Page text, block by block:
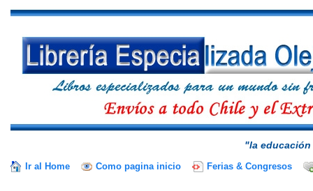
"la
Ir al Home Como pagina inicio Ferias & Congresos